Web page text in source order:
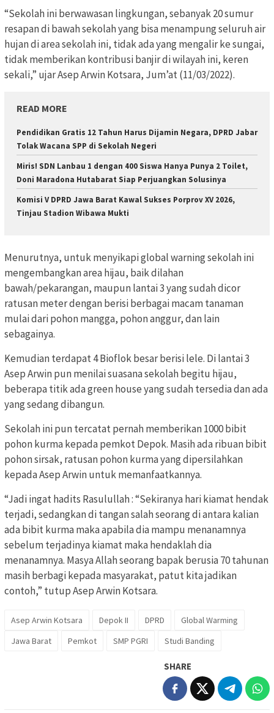
“Sekolah ini berwawasan lingkungan, sebanyak 20 sumur
resapan di bawah sekolah yang bisa menampung seluruh air
hujan di area sekolah ini, tidak ada yang mengalir ke sungai,
tidak memberikan kontribusi banjir di wilayah ini, keren
sekali,” ujar Asep Arwin Kotsara, Jum’at (11/03/2022).
READ MORE
Pendidikan Gratis 12 Tahun Harus Dijamin Negara, DPRD Jabar
Tolak Wacana SPP di Sekolah Negeri
Miris! SDN Lanbau 1 dengan 400 Siswa Hanya Punya 2 Toilet,
Doni Maradona Hutabarat Siap Perjuangkan Solusinya
Komisi V DPRD Jawa Barat Kawal Sukses Porprov XV 2026,
Tinjau Stadion Wibawa Mukti
Menurutnya, untuk menyikapi global warning sekolah ini
mengembangkan area hijau, baik dilahan
bawah/pekarangan, maupun lantai 3 yang sudah dicor
ratusan meter dengan berisi berbagai macam tanaman
mulai dari pohon mangga, pohon anggur, dan lain
sebagainya.
Kemudian terdapat 4 Bioflok besar berisi lele. Di lantai 3
Asep Arwin pun menilai suasana sekolah begitu hijau,
beberapa titik ada green house yang sudah tersedia dan ada
yang sedang dibangun.
Sekolah ini pun tercatat pernah memberikan 1000 bibit
pohon kurma kepada pemkot Depok. Masih ada ribuan bibit
pohon sirsak, ratusan pohon kurma yang dipersilahkan
kepada Asep Arwin untuk memanfaatkannya.
“Jadi ingat hadits Rasulullah : “Sekiranya hari kiamat hendak
terjadi, sedangkan di tangan salah seorang di antara kalian
ada bibit kurma maka apabila dia mampu menanamnya
sebelum terjadinya kiamat maka hendaklah dia
menanamnya. Masya Allah seorang bapak berusia 70 tahunan
masih berbagi kepada masyarakat, patut kita jadikan
contoh,” tutup Asep Arwin Kotsara.
Asep Arwin Kotsara Depok II DPRD
Global Warming
Jawa Barat
Pemkot SMP PGRI Studi Banding
SHARE